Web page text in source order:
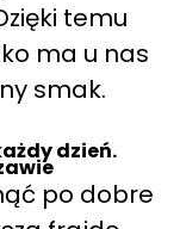
temu
ma u nas
smak.
dzień.
po dobre